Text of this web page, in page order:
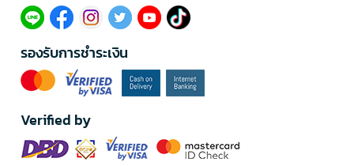
รองรับการชำระเงิน
Verified by